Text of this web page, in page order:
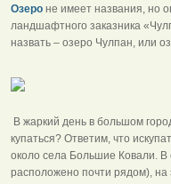
Озеро не имеет названия, но
ландшафтного заказника
назвать – озеро Чулпан,
В жаркий день в большом
купаться? Ответим, что
около села Большие Ковали.
расположено почти рядом),